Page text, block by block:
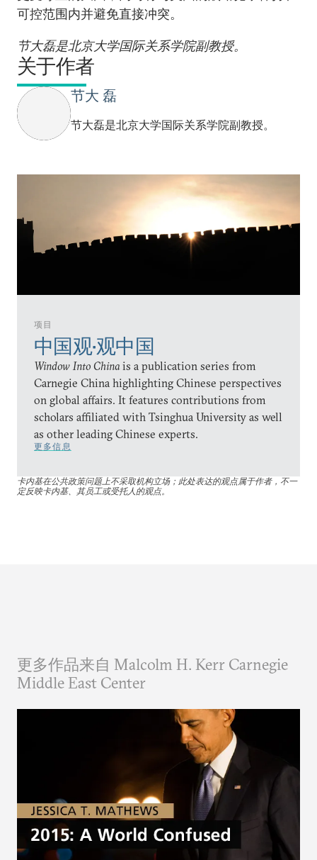
项目
中国观•观中国
Window Into Chinais a publication series from
Carnegie China highlighting Chinese perspectives
on global affairs. It features contributions from
scholars affiliated with Tsinghua University as well
as other leading Chinese experts.
更多信息
可控范围内并避免直接冲突。
节大磊是北京大学国际关系学院副教授。
关于作者
节大 磊
节大磊是北京大学国际关系学院副教授。
卡内基在公共政策问题上不采取机构立场；此处表达的观点属于作者，不一
定反映卡内基、其员工或受托人的观点。
更多作品来自 Malcolm H. Kerr Carnegie
Middle East Center